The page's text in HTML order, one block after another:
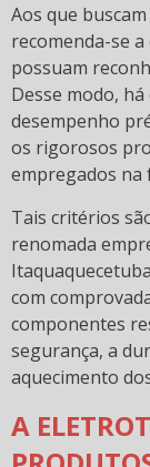
Aos que
recomenda-se
possuam
Desse modo,
desempenho
os rigorosos
empregados na
Tais critérios
renomada
com
componentes
segurança, a
aquecimento
A